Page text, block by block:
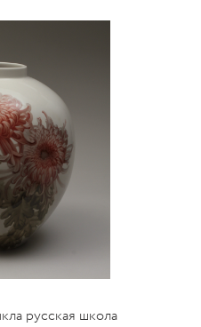
русская школа